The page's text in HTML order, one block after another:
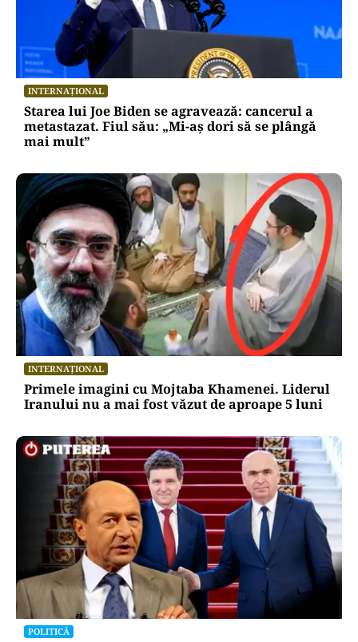
INTERNAȚIONAL
Starea lui Joe Biden se agravează: cancerul a
metastazat. Fiul său: „Mi-aș dori să se plângă
mai mult”
INTERNAȚIONAL
Primele imagini cu Mojtaba Khamenei. Liderul
Iranului nu a mai fost văzut de aproape 5 luni
POLITICĂ